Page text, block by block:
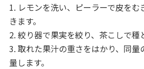
1. レモンを洗い、ピーラーで皮を
きます。
2. 絞り器で果実を絞り、茶こしで種
3. 取れた果汁の重さをはかり、同量
量します。